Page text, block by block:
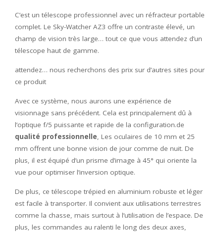
C’est un télescope professionnel avec un réfracteur portable
complet. Le Sky-Watcher AZ3 offre un contraste élevé, un
champ de vision très large… tout ce que vous attendez d’un
télescope haut de gamme.
attendez… nous recherchons des prix sur d’autres sites pour
ce produit
Avec ce système, nous aurons une expérience de
visionnage sans précédent. Cela est principalement dû à
l’optique f/5 puissante et rapide de la configuration.de
qualité professionnelle, Les oculaires de 10 mm et 25
mm offrent une bonne vision de jour comme de nuit. De
plus, il est équipé d’un prisme d’image à 45° qui oriente la
vue pour optimiser l’inversion optique.
De plus, ce télescope trépied en aluminium robuste et léger
est facile à transporter. Il convient aux utilisations terrestres
comme la chasse, mais surtout à l’utilisation de l’espace. De
plus, les commandes au ralenti le long des deux axes,